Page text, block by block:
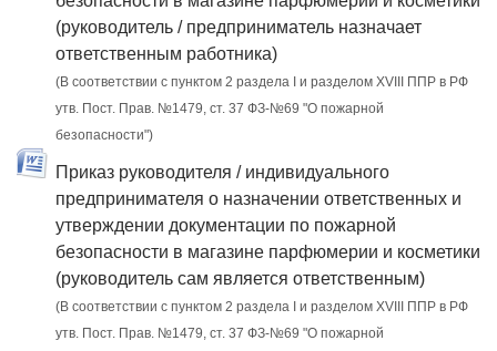
(руководитель / предприниматель назначает
ответственным работника)
(В соответствии с пунктом 2 раздела I и разделом XVIII ППР в РФ
утв. Пост. Прав. №1479, ст. 37 ФЗ-№69 "О пожарной
безопасности")
Приказ руководителя / индивидуального
предпринимателя о назначении ответственных и
утверждении документации по пожарной
безопасности в магазине парфюмерии и косметики
(руководитель сам является ответственным)
(В соответствии с пунктом 2 раздела I и разделом XVIII ППР в РФ
утв. Пост. Прав. №1479, ст. 37 ФЗ-№69 "О пожарной